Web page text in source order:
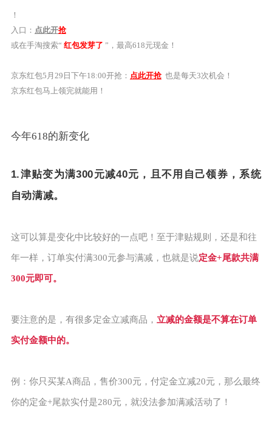
！
入口： 点此开抢
或在手淘搜索“ 红包发芽了 ”，最高618元现金！
京东红包5月29日下午18:00开抢： 点此开抢也是每天3次机会！
京东红包马上领完就能用！
今年618的新变化
1.津贴变为满300元减40元，且不用自己领券，系统
自动满减。
这可以算是变化中比较好的一点吧！至于津贴规则，还是和往
年一样，订单实付满300元参与满减，也就是说定金+尾款共满
300元即可。
要注意的是，有很多定金立减商品， 立减的金额是不算在订单
实付金额中的。
例：你只买某A商品，售价300元，付定金立减20元，那么最终
你的定金+尾款实付是280元，就没法参加满减活动了！